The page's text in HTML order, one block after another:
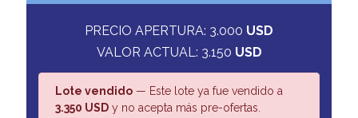
PRECIO APERTURA: 3.000 USD
VALOR ACTUAL: 3.150 USD
Lote vendido — Este lote ya fue vendido a
3.350 USD y no acepta más pre-ofertas.